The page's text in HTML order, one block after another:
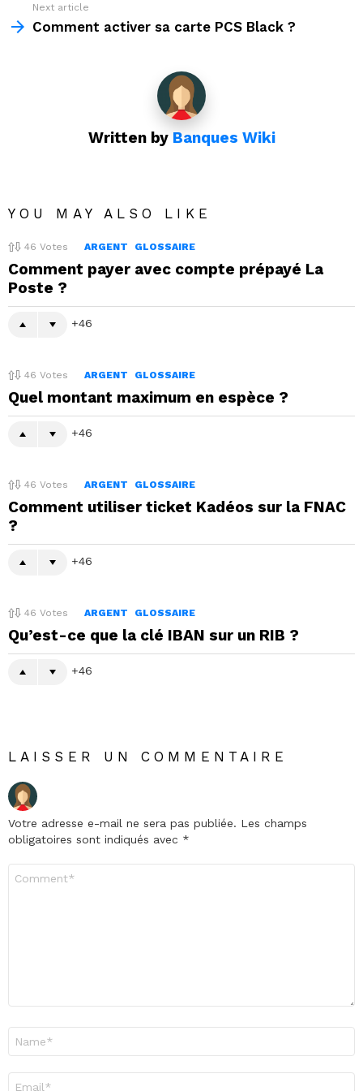
Next article
Comment activer sa carte PCS Black ?
Written by Banques Wiki
YOU MAY ALSO LIKE
46 Votes ARGENT GLOSSAIRE
Comment payer avec compte prépayé La
Poste ?
46
46 Votes ARGENT GLOSSAIRE
Quel montant maximum en espèce ?
46
46 Votes ARGENT GLOSSAIRE
Comment utiliser ticket Kadéos sur la FNAC
?
46
46 Votes ARGENT GLOSSAIRE
Qu’est-ce que la clé IBAN sur un RIB ?
46
LAISSER UN COMMENTAIRE
Votre adresse e-mail ne sera pas publiée. Les champs
obligatoires sont indiqués avec *